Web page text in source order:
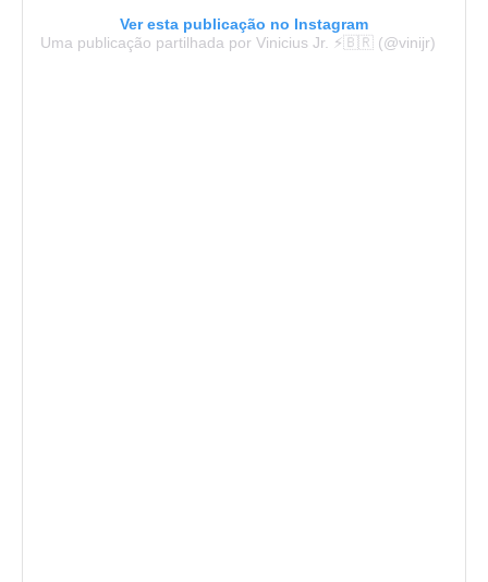
Ver esta publicação no Instagram
Uma publicação partilhada por Vinicius Jr. ⚡️🇧🇷 (@vinijr)